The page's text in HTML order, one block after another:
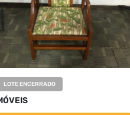
LOTE ENCERRADO